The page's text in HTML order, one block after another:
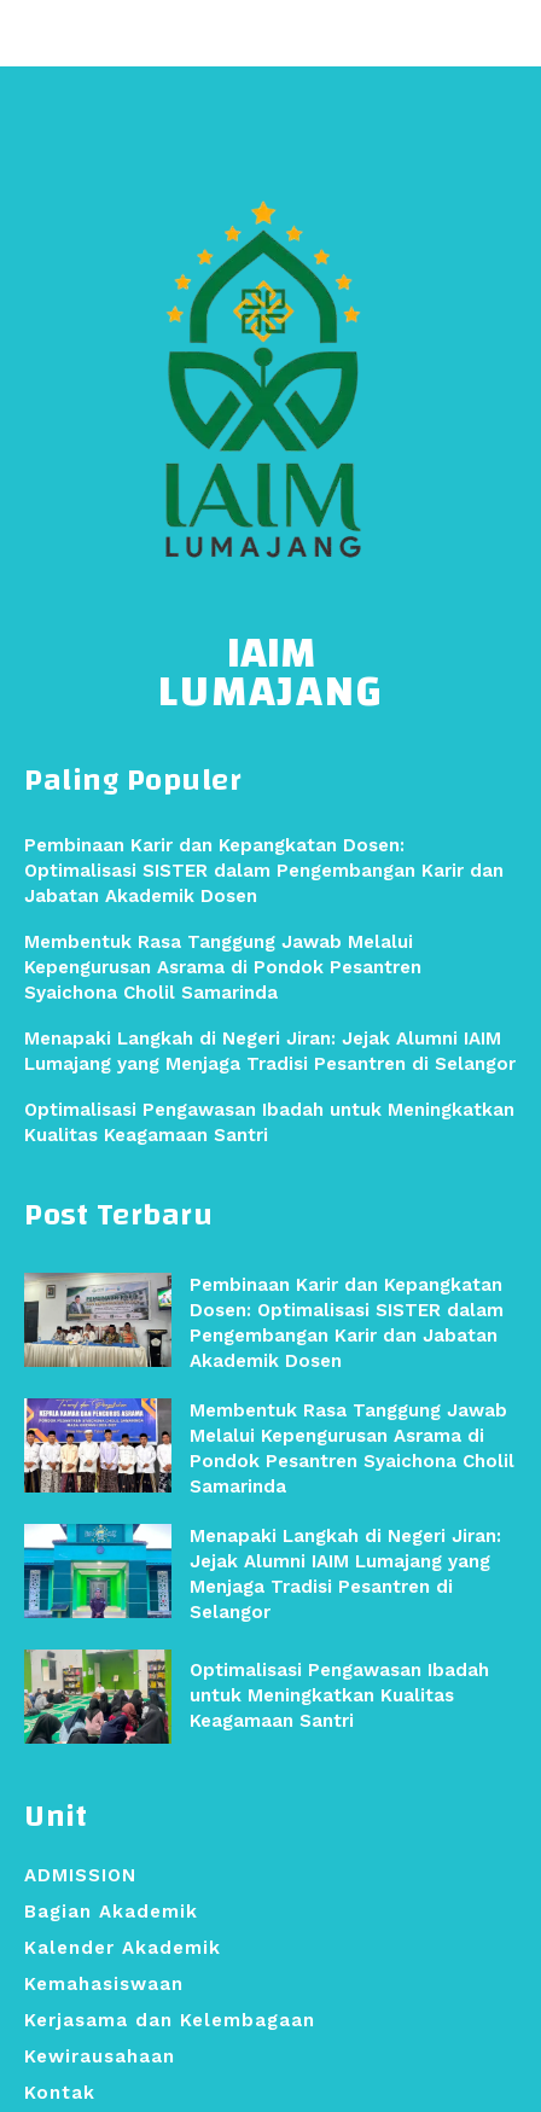
Unit
ADMISSION
Bagian Akademik
Kalender Akademik
Kemahasiswaan
Kerjasama dan Kelembagaan
Kewirausahaan
Kontak
Post Terbaru
Pembinaan Karir dan Kepangkatan
Dosen: Optimalisasi SISTER dalam
Pengembangan Karir dan Jabatan
Akademik Dosen
Membentuk Rasa Tanggung Jawab
Melalui Kepengurusan Asrama di
Pondok Pesantren Syaichona Cholil
Samarinda
Menapaki Langkah di Negeri Jiran:
Jejak Alumni IAIM Lumajang yang
Menjaga Tradisi Pesantren di
Selangor
Optimalisasi Pengawasan Ibadah
untuk Meningkatkan Kualitas
Keagamaan Santri
Paling Populer
Pembinaan Karir dan Kepangkatan Dosen:
Optimalisasi SISTER dalam Pengembangan Karir dan
Jabatan Akademik Dosen
Membentuk Rasa Tanggung Jawab Melalui
Kepengurusan Asrama di Pondok Pesantren
Syaichona Cholil Samarinda
Menapaki Langkah di Negeri Jiran: Jejak Alumni IAIM
Lumajang yang Menjaga Tradisi Pesantren di Selangor
Optimalisasi Pengawasan Ibadah untuk Meningkatkan
Kualitas Keagamaan Santri
IAIM
LUMAJANG